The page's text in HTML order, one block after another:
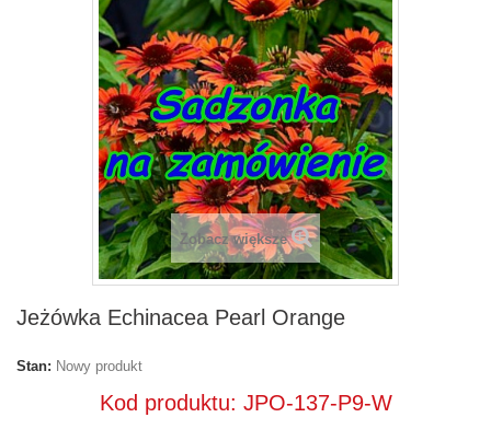
Zobacz większe
Jeżówka Echinacea Pearl Orange
Stan: Nowy produkt
Kod produktu: JPO-137-P9-W